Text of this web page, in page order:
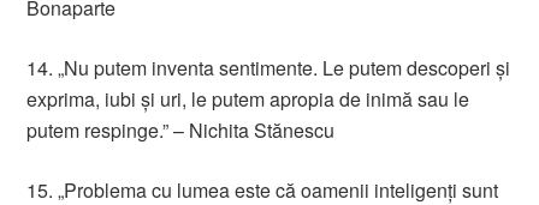
Bonaparte
14. „Nu putem inventa sentimente. Le putem descoperi şi
exprima, iubi şi uri, le putem apropia de inimă sau le
putem respinge.” – Nichita Stănescu
15. „Problema cu lumea este că oamenii inteligenţi sunt